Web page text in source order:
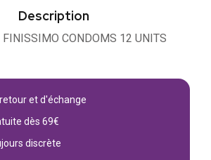
Description
FINISSIMO CONDOMS 12 UNITS
et d'échange
dès 69€
discrète